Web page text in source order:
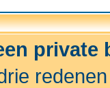
private